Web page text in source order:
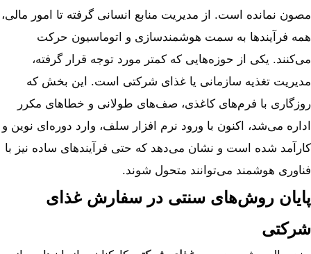
مصون نمانده است. از مدیریت منابع انسانی گرفته تا امور مالی،
همه فرآیندها به سمت هوشمندسازی و اتوماسیون حرکت
می‌کنند. یکی از حوزه‌هایی که کمتر مورد توجه قرار گرفته،
مدیریت تغذیه سازمانی یا غذای شرکتی است. این بخش که
روزگاری با فرم‌های کاغذی، صف‌های طولانی و خطاهای مکرر
اداره می‌شد، اکنون با ورود نرم ‌افزار سلف، وارد دوره‌ای نوین و
کارآمد شده است و نشان می‌دهد که حتی فرآیندهای ساده نیز با
فناوری هوشمند می‌توانند متحول شوند.
پایان روش‌های سنتی در سفارش غذای
شرکتی